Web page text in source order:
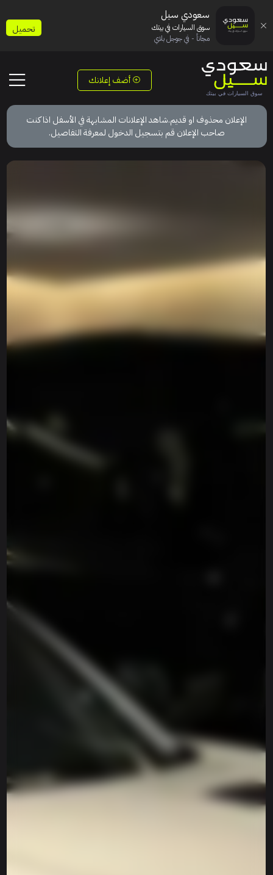
أضف إعلانك
الإعلان محذوف او قديم.شاهد الإعلانات المشابهة في الأسفل اذا كنت
صاحب الإعلان قم بتسجيل الدخول لمعرفة التفاصيل.
سعودي سيل
سوق السيارات في بيتك
مجاناً - في جوجل بلاي
تحميل